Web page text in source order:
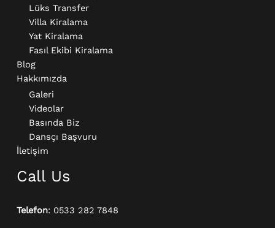
Lüks Transfer
Villa Kiralama
Yat Kiralama
Fasıl Ekibi Kiralama
Blog
Hakkımızda
Galeri
Videolar
Basında Biz
Dansçı Başvuru
İletişim
Call Us
Telefon: 0533 282 7848